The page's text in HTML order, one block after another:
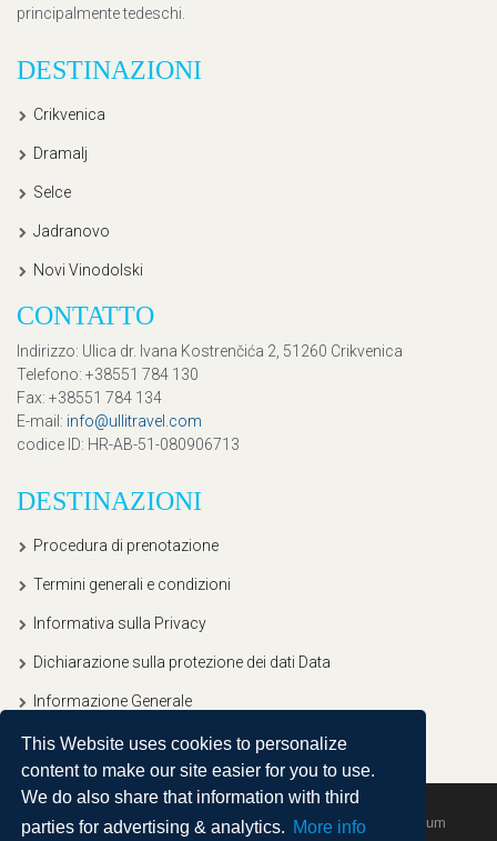
This Website uses cookies to personalize
content to make our site easier for you to use.
We do also share that information with third
parties for advertising & analytics. More info
principalmente tedeschi.
DESTINAZIONI
Crikvenica
Dramalj
Selce
Jadranovo
Novi Vinodolski
CONTATTO
Indirizzo: Ulica dr. Ivana Kostrenčića 2, 51260 Crikvenica
Telefono: +38551 784 130
Fax: +38551 784 134
E-mail: info@ullitravel.com
codice ID: HR-AB-51-080906713
DESTINAZIONI
Procedura di prenotazione
Termini generali e condizioni
Informativa sulla Privacy
Dichiarazione sulla protezione dei dati Data
Informazione Generale
Copyright © 2020, Ullitravel |Sitemap| Powered by Agendum